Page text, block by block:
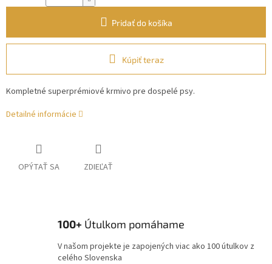
Pridať do košíka
Kúpiť teraz
Kompletné superprémiové krmivo pre dospelé psy.
Detailné informácie
OPÝTAŤ SA ZDIEĽAŤ
100+ Útulkom pomáhame
V našom projekte je zapojených viac ako 100 útulkov z
celého Slovenska